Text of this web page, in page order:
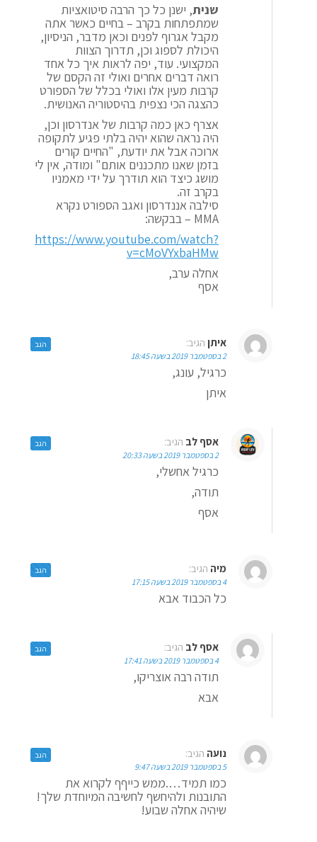
שנית, ישנן כל כך הרבה סיטואציות
שמתפתחות בקרב – בחיים כאשר אתה
מקבל אגרוף לפנים וכאן מדבר, הניסיון,
היכולת לספוג וכן, תדרוך הצוות
המקצועי. עוד, יפה לראות איך כל אחד
רואה דברים אחרים ואולי זה הקסם של
קרבות מעין אלו ואולי בכלל של הספורט
כהצגה הכי נצפית בהיסטוריה האנושית.
אצרף כאן כמה קרבות של אנדרסון וכן,
היה נראה שהוא יהיה בלתי פגיע לתקופה
ארוכה אבל את יודעת, "החיים קורים
בזמן שאנו מתכננים אותם" ומודה, אין לי
מושג כיצד הוא תודרך על ידי מאמניו
בקרב זה.
סילבה אננדרסון ואגב הספורט נקרא
MMA – בבקשה:
https://www.youtube.com/watch?
v=cMoVYxbaHMw
אחלה ערב,
אסף
איתן הגיב:
2 בספטמבר 2019 בשעה 18:45
כרגיל, עונג,
איתן
הגב
אסף לב הגיב:
2 בספטמבר 2019 בשעה 20:33
כרגיל אחשלי,
תודה,
אסף
הגב
מיה הגיב:
4 בספטמבר 2019 בשעה 17:15
כל הכבוד אבא
הגב
אסף לב הגיב:
4 בספטמבר 2019 בשעה 17:41
תודה רבה אוצריקו,
אבא
הגב
נועה הגיב:
5 בספטמבר 2019 בשעה 9:47
כמו תמיד….ממש כייףף לקרוא את
התובנות ולהיחשף לחשיבה המיוחדת שלך!
שיהיה אחלה שבוע!
הגב